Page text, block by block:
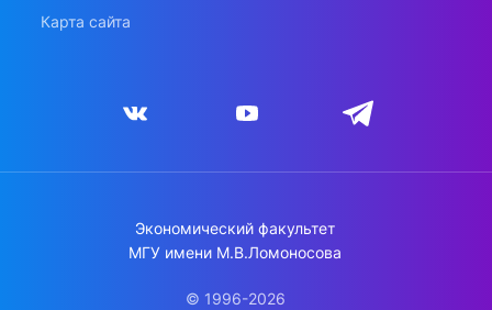
Карта сайта
Экономический факультет
МГУ имени М.В.Ломоносова
© 1996-2026